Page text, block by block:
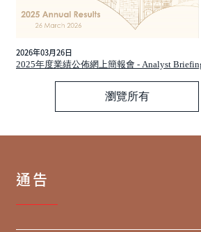
2026年03月26日
2025年度業績公佈網上簡報會 - Analyst
瀏覽所有
通告